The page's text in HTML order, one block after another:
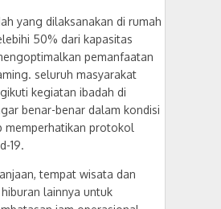
yang dilaksanakan di rumah
50% dari kapasitas
pemanfaatan
seluruh masyarakat
kegiatan ibadah di
benar-benar dalam kondisi
memperhatikan protokol
19.
tempat wisata dan
lainnya untuk